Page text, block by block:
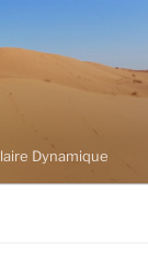
Dynamique